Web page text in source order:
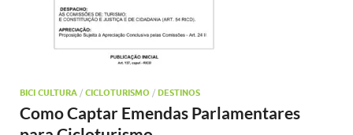
BICI CULTURA / CICLOTURISMO / DESTINOS
Como Captar Emendas Parlamentares